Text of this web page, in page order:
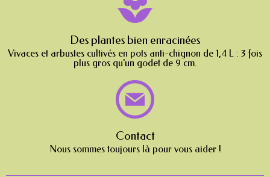
Des plantes bien enracinées
Vivaces et arbustes cultivés en pots anti-chignon de 1,4 L : 3 fois
plus gros qu'un godet de 9 cm.
Contact
Nous sommes toujours là pour vous aider !